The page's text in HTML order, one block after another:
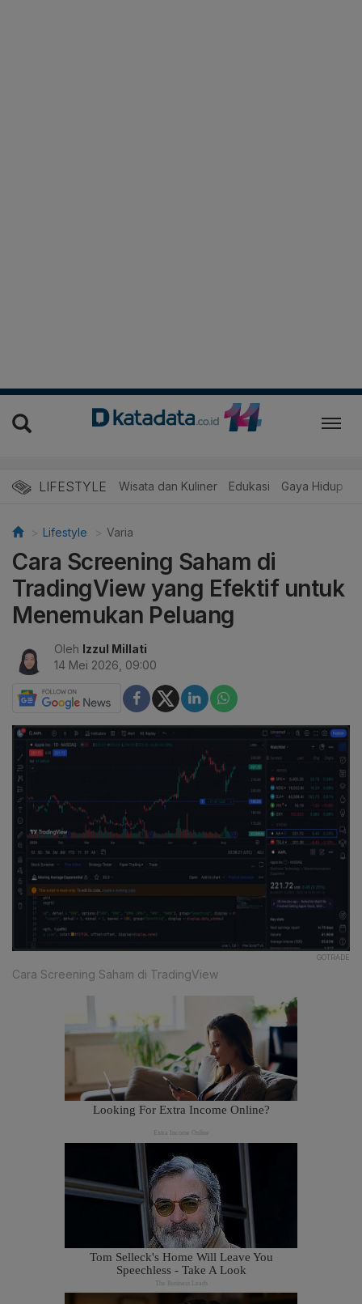
LIFESTYLE Wisata dan Kuliner Edukasi Gaya Hidup
Lifestyle Varia
Cara Screening Saham di
TradingView yang Efektif untuk
Menemukan Peluang
Oleh Izzul Millati
14 Mei 2026, 09:00
GOTRADE
Cara Screening Saham di TradingView